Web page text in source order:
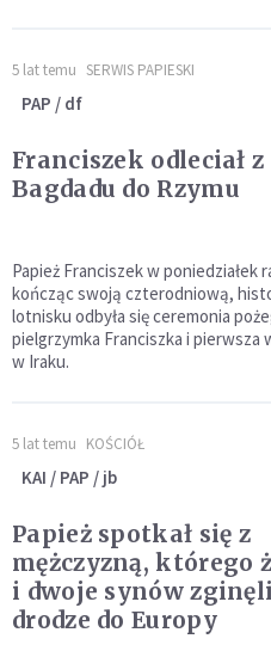
5 lat temu SERWIS PAPIESKI
PAP / df
Franciszek odleciał z
Bagdadu do Rzymu
Papież Franciszek w poniedziałek
kończąc swoją czterodniową,
lotnisku odbyła się ceremonia
pielgrzymka Franciszka i pierwsza
w Iraku.
5 lat temu KOŚCIÓŁ
KAI / PAP / jb
Papież spotkał się z
mężczyzną, którego
i dwoje synów
drodze do Europy